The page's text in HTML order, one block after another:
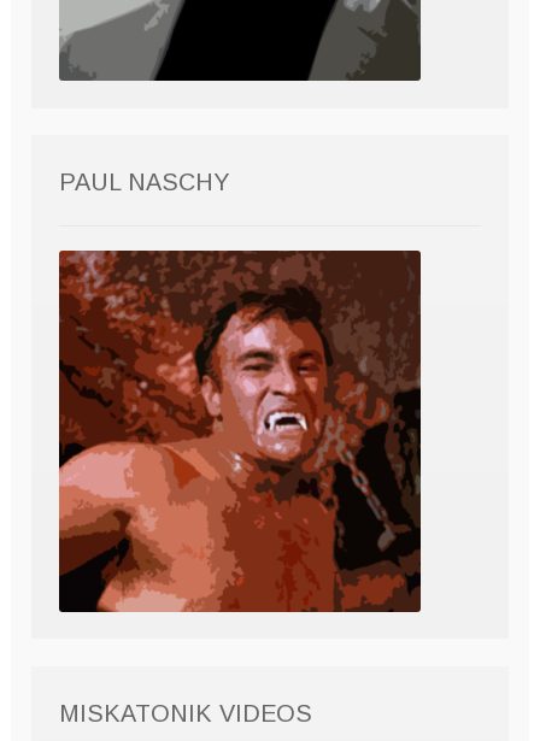
PAUL NASCHY
MISKATONIK VIDEOS